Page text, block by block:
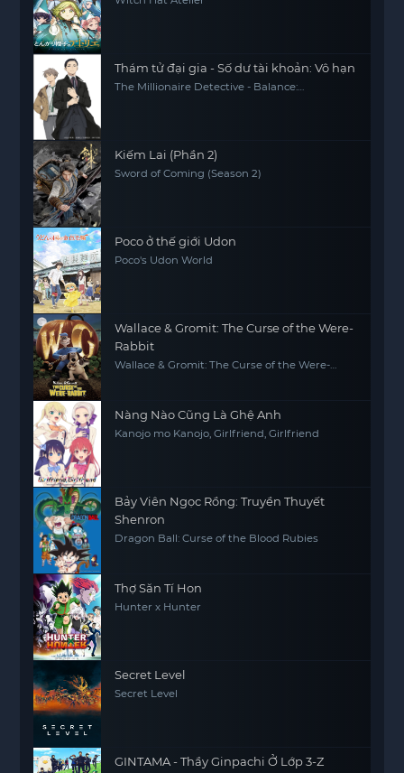
Thám tử đại gia - Số dư tài khoản: Vô hạn
The Millionaire Detective - Balance:
Kiếm Lai (Phần 2)
Sword of Coming (Season 2)
Poco ở thế giới Udon
Poco's Udon World
Wallace & Gromit: The Curse of the Were-
Rabbit
Wallace & Gromit: The Curse of the Were-
Nàng Nào Cũng Là Ghệ Anh
Kanojo mo Kanojo, Girlfriend, Girlfriend
Bảy Viên Ngọc Rồng: Truyền Thuyết
Shenron
Dragon Ball: Curse of the Blood Rubies
Thợ Săn Tí Hon
Hunter x Hunter
Secret Level
Secret Level
GINTAMA - Thầy Ginpachi Ở Lớp 3-Z